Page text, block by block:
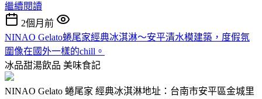
繼續閱讀
2個月前
NINAO Gelato蜷尾家經典冰淇淋～安平清水模建築，度假氛
圍像在國外一樣的chill。
冰品甜湯飲品 美味食記
NINAO Gelato 蜷尾家 經典冰淇淋地址：台南市安平區金城里